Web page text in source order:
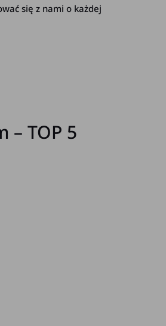
się z nami o każdej
– TOP 5